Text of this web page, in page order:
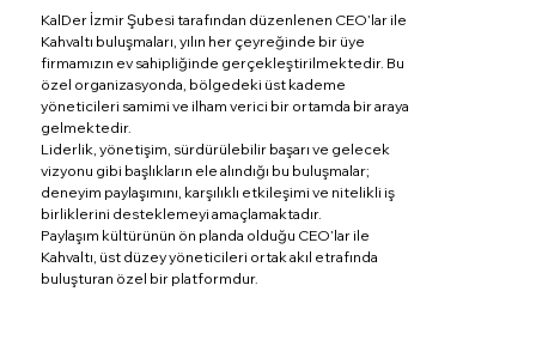
KalDer İzmir Şubesi tarafından düzenlenen CEO’lar ile
Kahvaltı buluşmaları, yılın her çeyreğinde bir üye
firmamızın ev sahipliğinde gerçekleştirilmektedir. Bu
özel organizasyonda, bölgedeki üst kademe
yöneticileri samimi ve ilham verici bir ortamda bir araya
gelmektedir.
Liderlik, yönetişim, sürdürülebilir başarı ve gelecek
vizyonu gibi başlıkların ele alındığı bu buluşmalar;
deneyim paylaşımını, karşılıklı etkileşimi ve nitelikli iş
birliklerini desteklemeyi amaçlamaktadır.
Paylaşım kültürünün ön planda olduğu CEO’lar ile
Kahvaltı, üst düzey yöneticileri ortak akıl etrafında
buluşturan özel bir platformdur.